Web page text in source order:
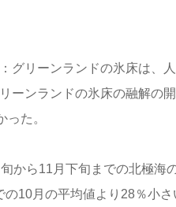
グリーンランドの氷床は、
ーンランドの氷床の融解の
た。
から11月下旬までの北極
10月の平均値より28％小